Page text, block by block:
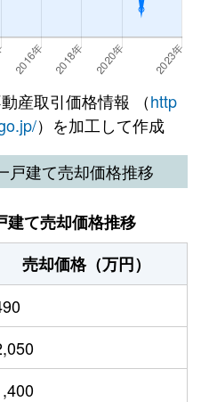
産取引価格情報 （http
）を加工して作成
戸建て売却価格推移
建て売却価格推移
売却価格（万円）